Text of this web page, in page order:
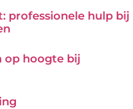
professionele hulp bij
op hoogte bij